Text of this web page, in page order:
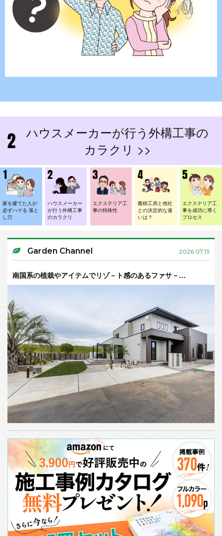
ハウスメーカーが行う外構工事の
カラクリ >>
家を建てた人が
必ずハマる 落と
し穴
ハウスメーカー
が行う外構工事
のカラクリ
エクステリア工
事の特殊性
癒樹工房と他社
との決定的な違
いは？
エクステリア工
事を成功に導く
プロセス
Garden Channel 2026.07.13
南国系の植栽やアイテムでリゾ－ト感のあるファサ－…